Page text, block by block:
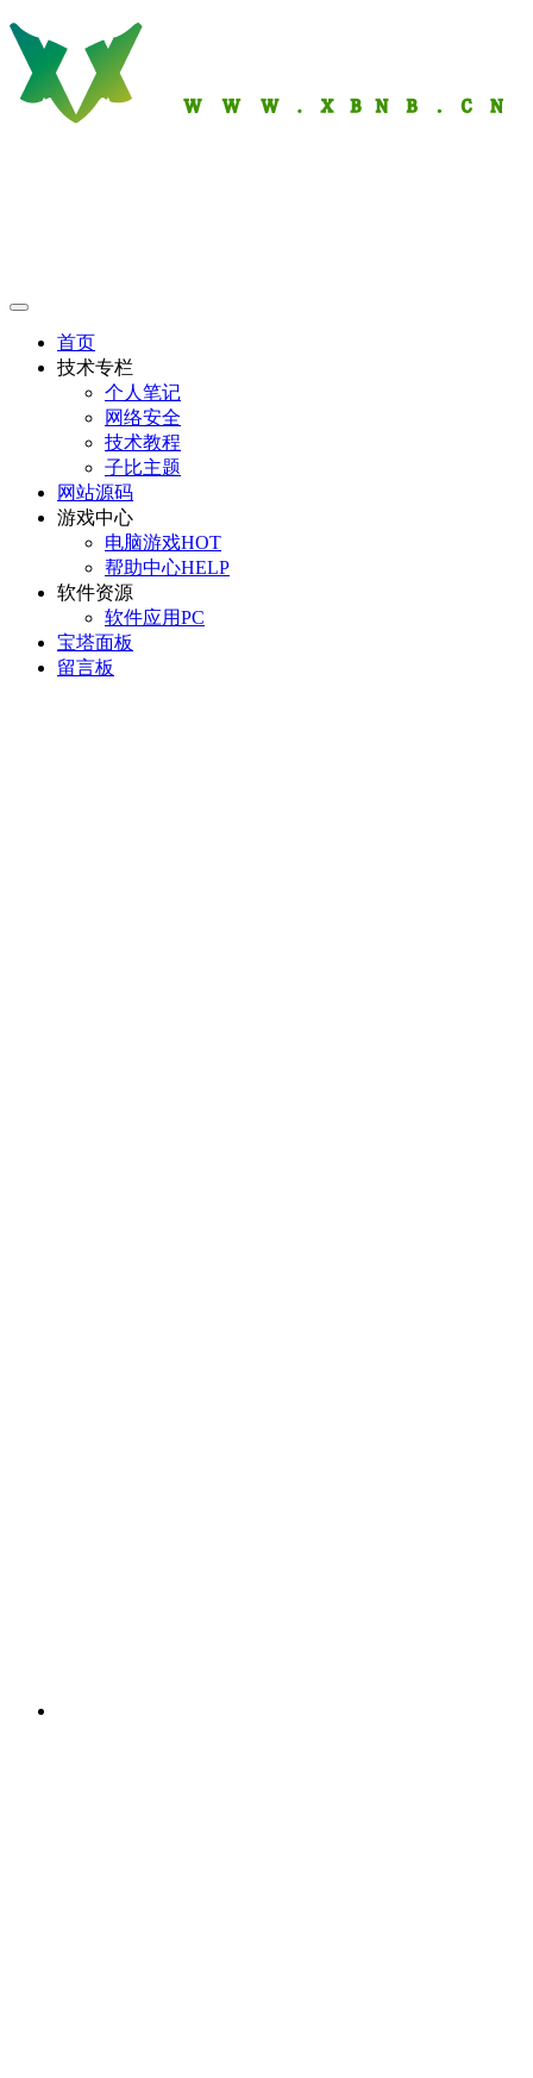
首页
技术专栏
个人笔记
网络安全
技术教程
子比主题
网站源码
游戏中心
电脑游戏HOT
帮助中心HELP
软件资源
软件应用PC
宝塔面板
留言板